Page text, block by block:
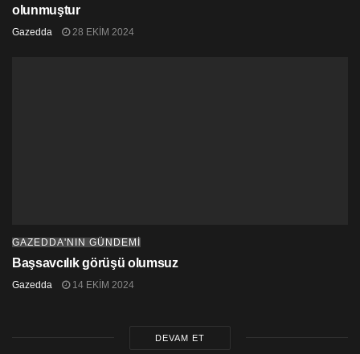
olunmuştur
Gazedda 28 EKIM 2024
GAZEDDA'NIN GÜNDEMİ
Başsavcılık görüşü olumsuz
Gazedda 14 EKIM 2024
DEVAM ET